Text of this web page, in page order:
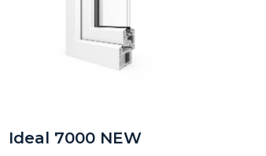
Ideal 7000 NEW